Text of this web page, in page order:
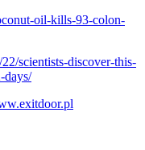
oil-kills-93-colon-
scientists-discover-this-
days/